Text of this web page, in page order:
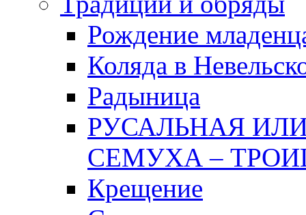
Рождение
Коляда в
Радыница
РУСАЛЬНАЯ
СЕМУХА –
Крещение